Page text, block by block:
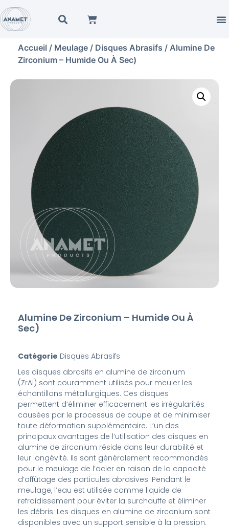
Accueil / Meulage / Disques Abrasifs / Alumine De
Zirconium – Humide Ou À Sec)
Alumine De Zirconium – Humide Ou À
Sec)
Catégorie Disques Abrasifs
Les disques abrasifs en alumine de zirconium
(ZrAl) sont couramment utilisés pour meuler les
échantillons métallurgiques. Ces disques
permettent d’éliminer efficacement les irrégularités
causées par le processus de coupe et de minimiser
toute déformation supplémentaire. L’un des
principaux avantages de l’utilisation des disques en
alumine de zirconium réside dans leur durabilité et
leur longévité. Ils sont généralement recommandés
pour le meulage de l’acier en raison de la capacité
d’affûtage des particules abrasives. Pendant le
meulage, l’eau est utilisée comme liquide de
refroidissement pour éviter la surchauffe et éliminer
les débris. Les disques en alumine de zirconium sont
disponibles avec un support sensible à la pression.